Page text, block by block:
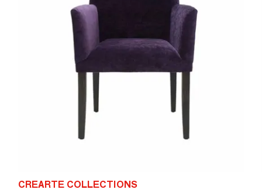
CREARTE COLLECTIONS